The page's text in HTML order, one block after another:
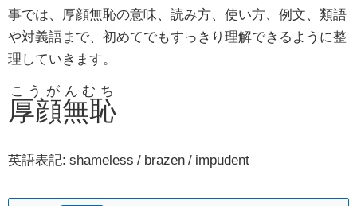
事では、厚顔無恥の意味、読み方、使い方、例文、類語
や対義語まで、初めてでもすっきり理解できるように整
理していきます。
厚顔無恥
こうがんむち
英語表記: shameless / brazen / impudent